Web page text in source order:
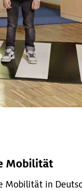
Mobilität
Mobilität in